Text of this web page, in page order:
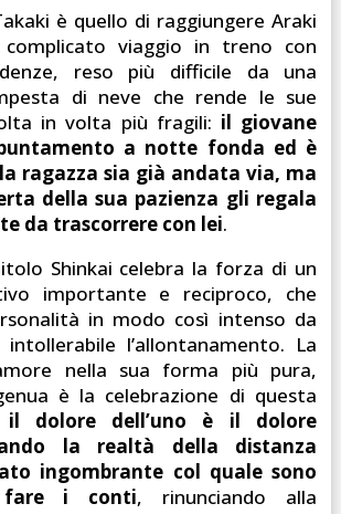
è quello di raggiungere Araki
viaggio in treno con
reso più difficile da una
di neve che rende le sue
in volta più fragili: il giovane
a notte fonda ed è
ragazza sia già andata via, ma
della sua pazienza gli regala
da trascorrere con lei.
Shinkai celebra la forza di un
importante e reciproco, che
in modo così intenso da
l’allontanamento. La
nella sua forma più pura,
è la celebrazione di questa
il dolore dell’uno è il dolore
la realtà della distanza
ingombrante col quale sono
i conti, rinunciando alla